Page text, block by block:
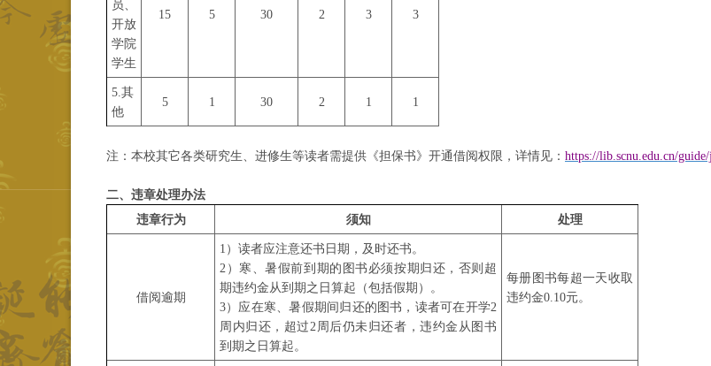
员、
开放
学院
学生
15 5 30 2 3 3
5.其
他
5 1 30 2 1 1
注：本校其它各类研究生、进修生等读者需提供《担保书》开通借阅权限，详情见 ： https://lib.scnu.edu.cn/
二、 违章处理办法
违章行为
须知 处理
借阅逾期
1）读者应注意还书日期，及时还书。
2）寒、暑假前到期的图书必须按期归还，否则超
期违约金从到期之日算起（包括假期）。
3）应在寒、暑假期间归还的图书，读者可在开学2
周内归还，超过2周后仍未归还者，违约金从图书
到期之日算起。
每册图书每超一天收取
违约金0.10元。